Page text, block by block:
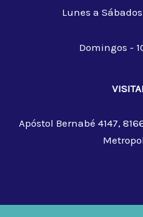
Lunes a
Domingos -
Apóstol Bernabé 4147,